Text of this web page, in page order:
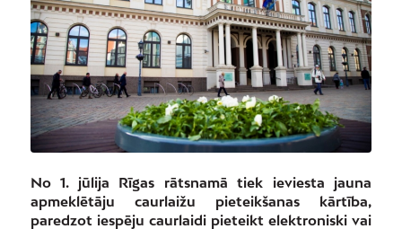
No 1. jūlija Rīgas rātsnamā tiek ieviesta jauna
apmeklētāju caurlaižu pieteikšanas kārtība,
paredzot iespēju caurlaidi pieteikt elektroniski vai